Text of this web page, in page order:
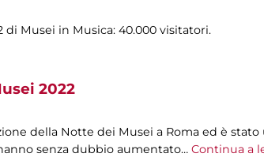
Musei in Musica: 40.000 visitatori.
2022
della Notte dei Musei a Roma ed è
senza dubbio aumentato… Continua a